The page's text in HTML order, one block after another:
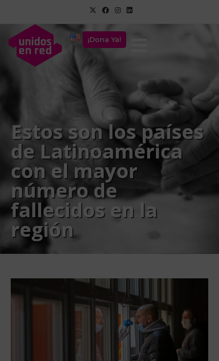
¡Dona Ya!
Estos son los países
de Latinoamérica
con el mayor
número de
fallecidos en la
región